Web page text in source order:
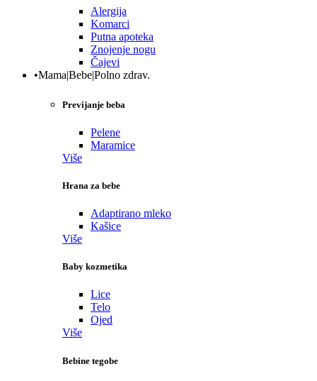
Alergija
Komarci
Putna apoteka
Znojenje nogu
Čajevi
•Mama|Bebe|Polno zdrav.
Previjanje beba
Pelene
Maramice
Više
Hrana za bebe
Adaptirano mleko
Kašice
Više
Baby kozmetika
Lice
Telo
Ojed
Više
Bebine tegobe